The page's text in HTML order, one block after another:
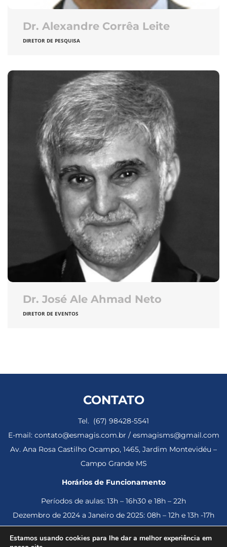
Dr. Alexandre Corrêa Leite
DIRETOR DE PESQUISA
Dr. José Ale Ahmad Neto
DIRETOR DE EVENTOS
CONTATO
Tel. (67) 98428-5541
E-mail: contato@esmagis.com.br / esmagisms@gmail.com
Av. Ana Rosa Castilho Ocampo, 1465, Jardim Montevidéu –
Campo Grande MS
Horários de Funcionamento
Períodos de aulas: 13h – 16h30 e 18h – 22h
Dezembro de 2024 a Janeiro de 2025: 08h – 12h e 13h -17h
Estamos usando cookies para lhe dar a melhor experiência em